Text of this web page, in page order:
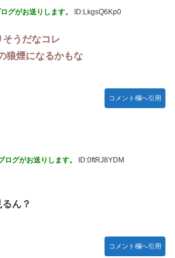
グがお送りします。 ID:LkgsQ6Kp0
うだなコレ
狼煙になるかもな
コメント欄へ引用
グがお送りします。 ID:0ftRJ8YDM
ん？
コメント欄へ引用